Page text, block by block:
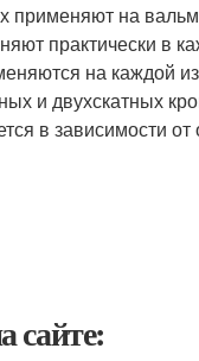
на
практически в
на каждой
и двухскатных
в зависимости
сайте: